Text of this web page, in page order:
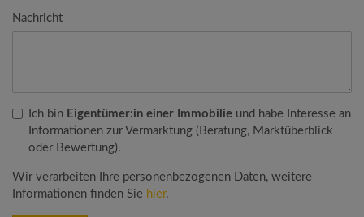
Nachricht
Ich bin Eigentümer:in einer Immobilie und habe Interesse an
Informationen zur Vermarktung (Beratung, Marktüberblick
oder Bewertung).
Wir verarbeiten Ihre personenbezogenen Daten, weitere
Informationen finden Sie hier.